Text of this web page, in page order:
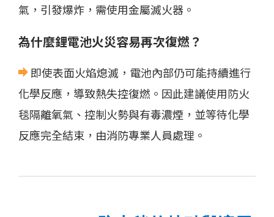
氣，引發爆炸，需使用金屬滅火器。
為什麼鋰電池火災容易再次復燃？
即使表面火焰熄滅，電池內部仍可能持續進行
化學反應，導致熱失控復燃。因此建議使用防火
毯隔離氧氣、控制火勢與有毒濃煙，並等待化學
反應完全結束，由消防專業人員處理。